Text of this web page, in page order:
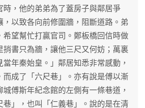
時，他的弟弟為了蓋房子與鄰居爭
，以致各向前修圍牆，阻斷道路。弟
希望幫忙打贏官司。鄭板橋回信時做
捎書只為牆，讓他三尺又何妨；萬裏
年秦始皇。」鄰居知悉非常感動，
而成了「六尺巷」。亦有說是傅以漸
傅斯年紀念館的左側有一條巷道，
巷」，也叫「仁義巷」。說的是在清